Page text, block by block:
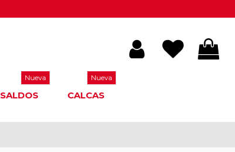
SALDOS
Nueva
CALCAS
Nueva